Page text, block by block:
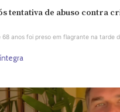
tentativa de abuso contra
anos foi preso em flagrante na tarde